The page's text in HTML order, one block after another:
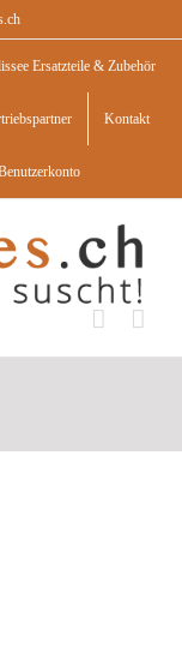
Ersatzteile & Zubehör
Kontakt